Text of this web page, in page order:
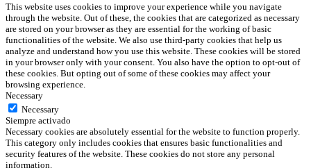
This website uses cookies to improve your experience while you navigate
through the website. Out of these, the cookies that are categorized as necessary
are stored on your browser as they are essential for the working of basic
functionalities of the website. We also use third-party cookies that help us
analyze and understand how you use this website. These cookies will be stored
in your browser only with your consent. You also have the option to opt-out of
these cookies. But opting out of some of these cookies may affect your
browsing experience.
Necessary
Necessary
Siempre activado
Necessary cookies are absolutely essential for the website to function properly.
This category only includes cookies that ensures basic functionalities and
security features of the website. These cookies do not store any personal
information.